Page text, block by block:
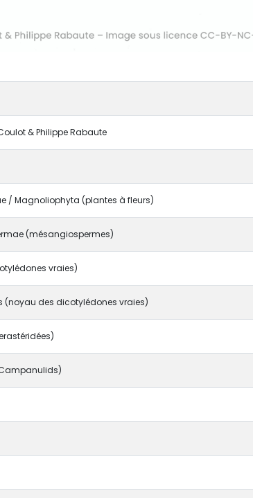
& Philippe Rabaute
/ Magnoliophyta (plantes à fleurs)
(mésangiospermes)
vraies)
(noyau des dicotylédones vraies)